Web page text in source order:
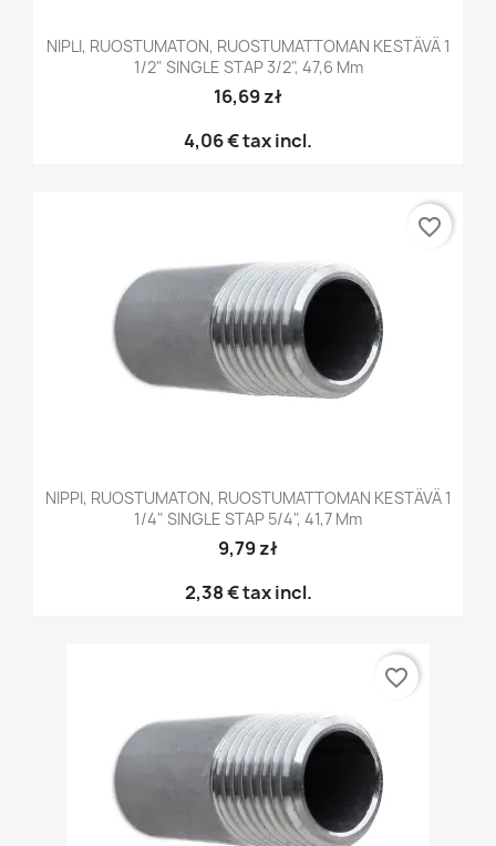
NIPLI, RUOSTUMATON, RUOSTUMATTOMAN KESTÄVÄ 1
1/2" SINGLE STAP 3/2", 47,6 Mm
16,69 zł
4,06 €tax incl.
NIPPI, RUOSTUMATON, RUOSTUMATTOMAN KESTÄVÄ 1
1/4" SINGLE STAP 5/4", 41,7 Mm
9,79 zł
2,38 €tax incl.
favorite_border
favorite_border